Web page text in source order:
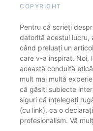
COPYRIGHT
Pentru că scrieți
datorită acestui lucru,
când preluați un
care v-a inspirat. Noi,
această conduită
mult mai multă
că găsiți subiecte
siguri că înțelegeți
(cu link), ca o
profesionalism. Vă